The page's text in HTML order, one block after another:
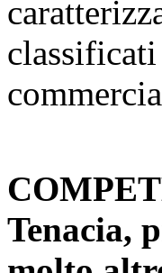
Tenacia,